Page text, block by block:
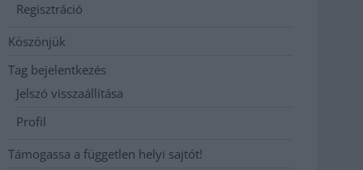
Regisztráció
Köszönjük
Tag bejelentkezés
Jelszó visszaállítása
Profil
Támogassa a független helyi sajtót!